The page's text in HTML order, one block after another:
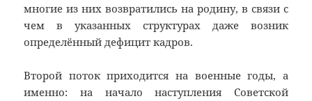
многие из них возвратились на родину, в связи с
чем в указанных структурах даже возник
определённый дефицит кадров.
Второй поток приходится на военные годы, а
именно: на начало наступления Советской